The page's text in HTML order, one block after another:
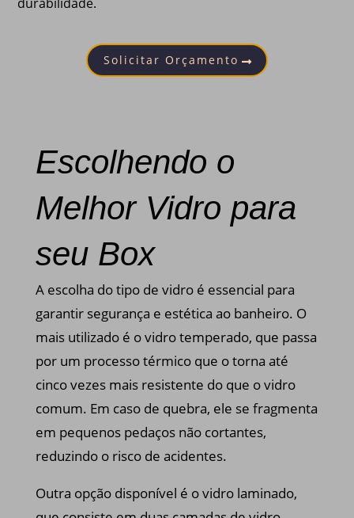
Solicitar Orçamento
Escolhendo o
Melhor Vidro para
seu Box
A escolha do tipo de vidro é essencial para
garantir segurança e estética ao banheiro. O
mais utilizado é o vidro temperado, que passa
por um processo térmico que o torna até
cinco vezes mais resistente do que o vidro
comum. Em caso de quebra, ele se fragmenta
em pequenos pedaços não cortantes,
reduzindo o risco de acidentes.
Outra opção disponível é o vidro laminado,